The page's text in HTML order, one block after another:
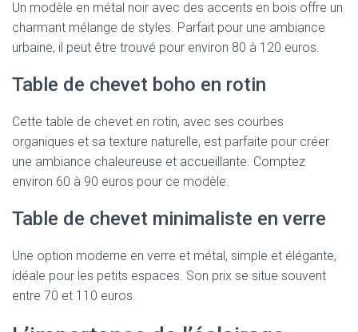
Un modèle en métal noir avec des accents en bois offre un
charmant mélange de styles. Parfait pour une ambiance
urbaine, il peut être trouvé pour environ 80 à 120 euros.
Table de chevet boho en rotin
Cette table de chevet en rotin, avec ses courbes
organiques et sa texture naturelle, est parfaite pour créer
une ambiance chaleureuse et accueillante. Comptez
environ 60 à 90 euros pour ce modèle.
Table de chevet minimaliste en verre
Une option moderne en verre et métal, simple et élégante,
idéale pour les petits espaces. Son prix se situe souvent
entre 70 et 110 euros.